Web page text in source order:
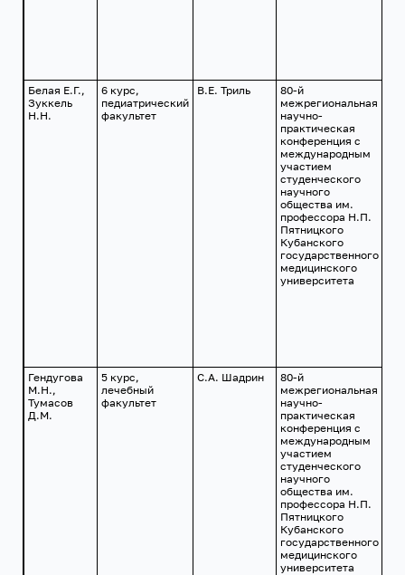
Белая Е.Г.,
Зуккель
Н.Н.
6 курс,
педиатрический
факультет
В.Е. Триль
80-й
межрегиональная
научно-
практическая
конференция с
международным
участием
студенческого
научного
общества им.
профессора Н.П.
Пятницкого
Кубанского
государственного
медицинского
университета
Гендугова
М.Н.,
Тумасов
Д.М.
5 курс,
лечебный
факультет
С.А. Шадрин
80-й
межрегиональная
научно-
практическая
конференция с
международным
участием
студенческого
научного
общества им.
профессора Н.П.
Пятницкого
Кубанского
государственного
медицинского
университета